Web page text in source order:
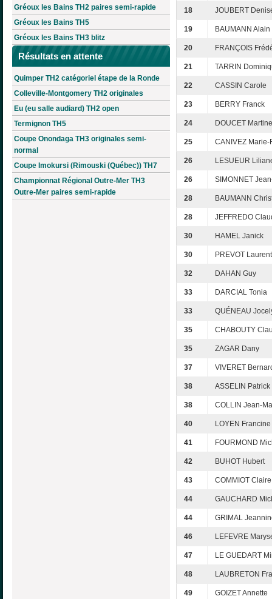
Gréoux les Bains TH2 paires semi-rapide
Gréoux les Bains TH5
Gréoux les Bains TH3 blitz
Résultats en attente
Quimper TH2 catégoriel étape de la Ronde
Colleville-Montgomery TH2 originales
Eu (eu salle audiard) TH2 open
Termignon TH5
Coupe Onondaga TH3 originales semi-
normal
Coupe Imokursi (Rimouski (Québec)) TH7
Championnat Régional Outre-Mer TH3
Outre-Mer paires semi-rapide
18 JOUBERT
19 BAUMANN Alain
20 FRANÇOIS
21 TARRIN
22 CASSIN Carole
23 BERRY Franck
24 DOUCET Martine
25 CANIVEZ Marie-
26 LESUEUR
26 SIMONNET
28 BAUMANN
28 JEFFREDO
30 HAMEL Janick
30 PREVOT Laurent
32 DAHAN Guy
33 DARCIAL Tonia
33 QUÉNEAU
35 CHABOUTY
35 ZAGAR Dany
37 VIVERET
38 ASSELIN Patrick
38 COLLIN Jean-
40 LOYEN Francine
41 FOURMOND
42 BUHOT Hubert
43 COMMIOT Claire
44 GAUCHARD
44 GRIMAL
46 LEFEVRE
47 LE GUEDART
48 LAUBRETON
49 GOIZET Annette